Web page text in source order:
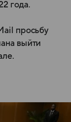
года.
просьбу
выйти